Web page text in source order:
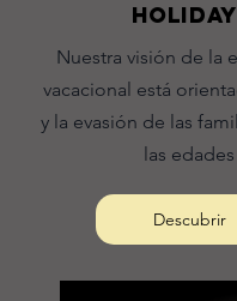
Nuestra visión de la
vacacional está
y la evasión de las
las edades
Descubrir